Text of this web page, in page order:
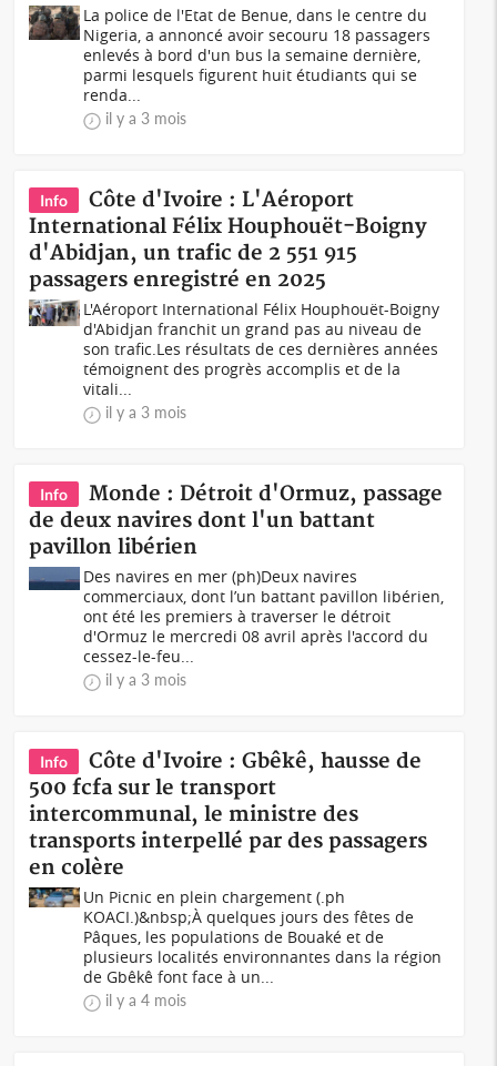
La police de l'Etat de Benue, dans le centre du
Nigeria, a annoncé avoir secouru 18 passagers
enlevés à bord d'un bus la semaine dernière,
parmi lesquels figurent huit étudiants qui se
renda...
il y a 3 mois
Info
Côte d'Ivoire : L'Aéroport
International Félix Houphouët-Boigny
d'Abidjan, un trafic de 2 551 915
passagers enregistré en 2025
L'Aéroport International Félix Houphouët-Boigny
d'Abidjan franchit un grand pas au niveau de
son trafic.Les résultats de ces dernières années
témoignent des progrès accomplis et de la
vitali...
il y a 3 mois
Info
Monde : Détroit d'Ormuz, passage
de deux navires dont l'un battant
pavillon libérien
Des navires en mer (ph)Deux navires
commerciaux, dont l’un battant pavillon libérien,
ont été les premiers à traverser le détroit
d'Ormuz le mercredi 08 avril après l'accord du
cessez-le-feu...
il y a 3 mois
Info
Côte d'Ivoire : Gbêkê, hausse de
500 fcfa sur le transport
intercommunal, le ministre des
transports interpellé par des passagers
en colère
Un Picnic en plein chargement (.ph
KOACI.)&nbsp;À quelques jours des fêtes de
Pâques, les populations de Bouaké et de
plusieurs localités environnantes dans la région
de Gbêkê font face à un...
il y a 4 mois